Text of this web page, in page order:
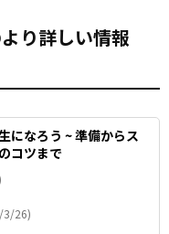
り詳しい情報
になろう ~ 準備からス
コツまで
3/26)